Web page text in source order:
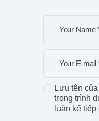
Lưu tên
trong trình
luận kế tiếp